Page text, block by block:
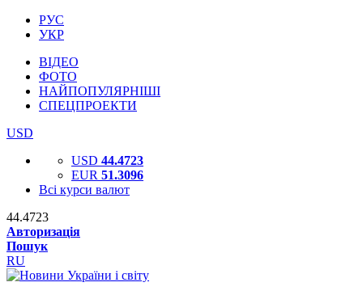
РУС
УКР
ВІДЕО
ФОТО
НАЙПОПУЛЯРНІШІ
СПЕЦПРОЕКТИ
USD
USD 44.4723
EUR 51.3096
Всі курси валют
44.4723
Авторизація
Пошук
RU